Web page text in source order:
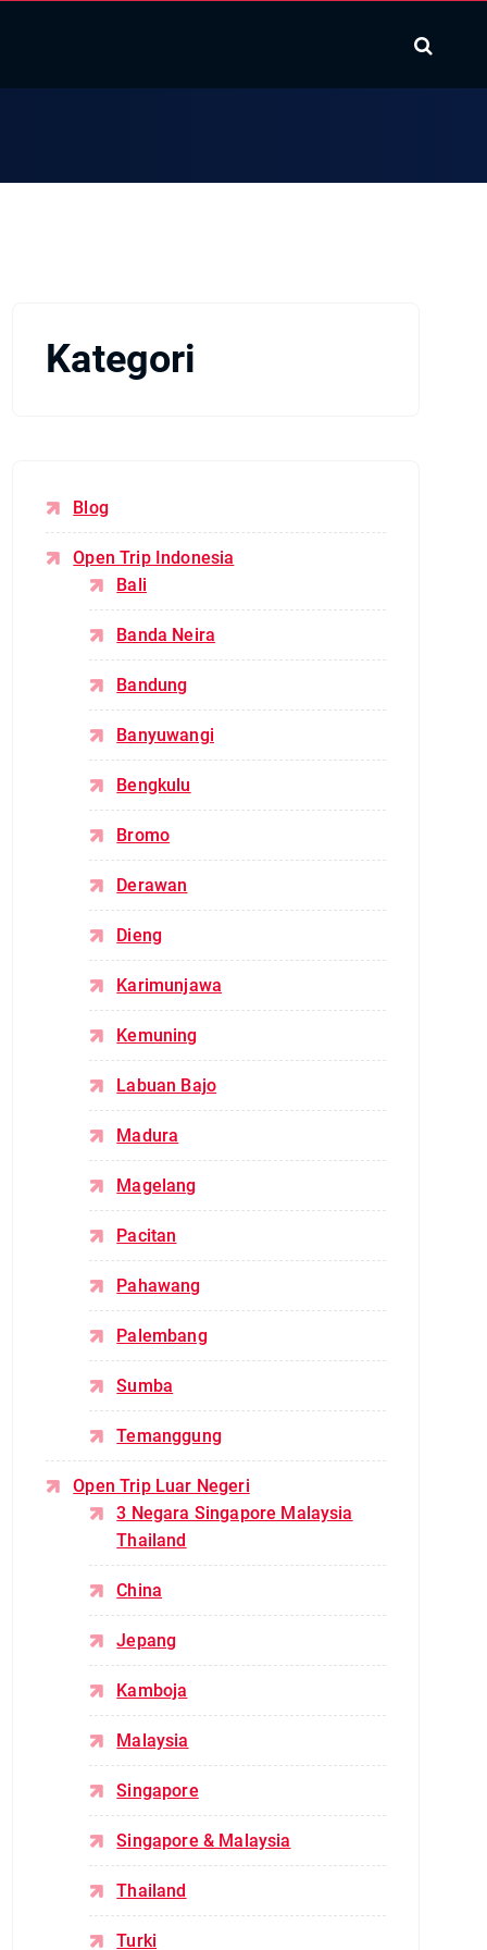
Kategori
Blog
Open Trip Indonesia
Bali
Banda Neira
Bandung
Banyuwangi
Bengkulu
Bromo
Derawan
Dieng
Karimunjawa
Kemuning
Labuan Bajo
Madura
Magelang
Pacitan
Pahawang
Palembang
Sumba
Temanggung
Open Trip Luar Negeri
3 Negara Singapore Malaysia
Thailand
China
Jepang
Kamboja
Malaysia
Singapore
Singapore & Malaysia
Thailand
Turki